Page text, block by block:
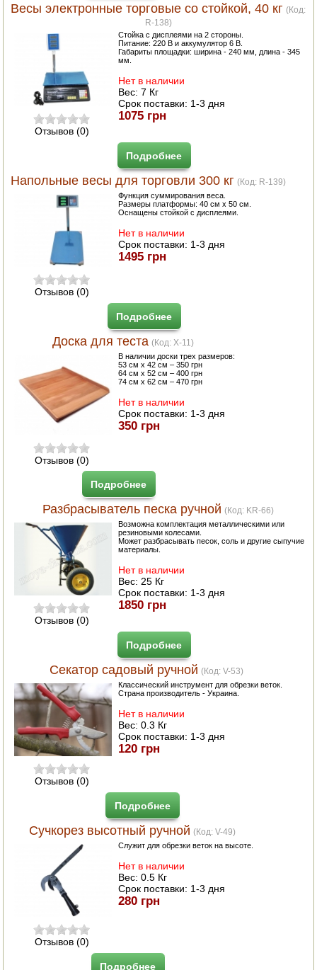
Весы электронные торговые со стойкой, 40 кг (Код:
R-138)
Отзывов (0)
Стойка с дисплеями на 2 стороны.
Питание: 220 В и аккумулятор 6 В.
Габариты площадки: ширина - 240 мм, длина - 345
мм.
Нет в наличии
Вес:7 Кг
Срок поставки: 1-3 дня
1075 грн
Подробнее
Напольные весы для торговли 300 кг (Код: R-139)
Отзывов (0)
Функция суммирования веса.
Размеры платформы: 40 см х 50 см.
Оснащены стойкой с дисплеями.
Нет в наличии
Срок поставки: 1-3 дня
1495 грн
Подробнее
Доска для теста (Код: X-11 )
Отзывов (0)
В наличии доски трех размеров:
53 см х 42 см – 350 грн
64 см х 52 см – 400 грн
74 см х 62 см – 470 грн
Нет в наличии
Срок поставки: 1-3 дня
350 грн
Подробнее
Разбрасыватель песка ручной (Код: KR-66)
Отзывов (0)
Возможна комплектация металлическими или
резиновыми колесами.
Может разбрасывать песок, соль и другие сыпучие
материалы.
Нет в наличии
Вес: 25 Кг
Срок поставки: 1-3 дня
1850 грн
Подробнее
Секатор садовый ручной (Код:V-53)
Отзывов (0)
Классический инструмент для обрезки веток.
Страна производитель - Украина.
Нет в наличии
Вес:0.3 Кг
Срок поставки: 1-3 дня
120 грн
Подробнее
Сучкорез высотный ручной (Код: V-49)
Отзывов (0)
Служит для обрезки веток на высоте.
Нет в наличии
Вес:0.5 Кг
Срок поставки: 1-3 дня
280 грн
Подробнее